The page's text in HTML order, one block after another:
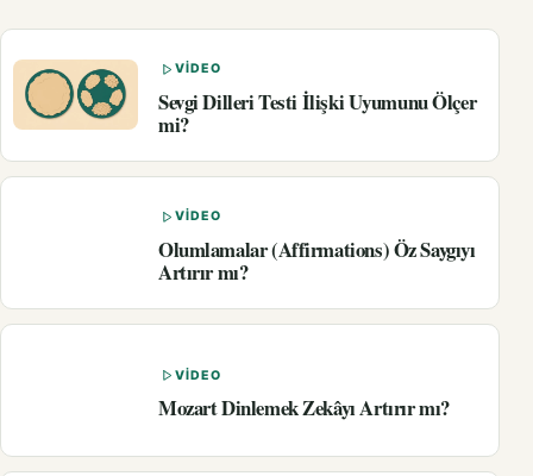
VIDEO
Sevgi Dilleri Testi İlişki Uyumunu Ölçer
mi?
VIDEO
Olumlamalar (Affirmations) Öz Saygıyı
Artırır mı?
VIDEO
Mozart Dinlemek Zekâyı Artırır mı?